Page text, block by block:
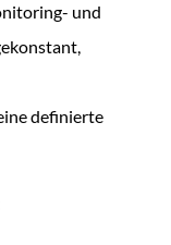
und
definierte